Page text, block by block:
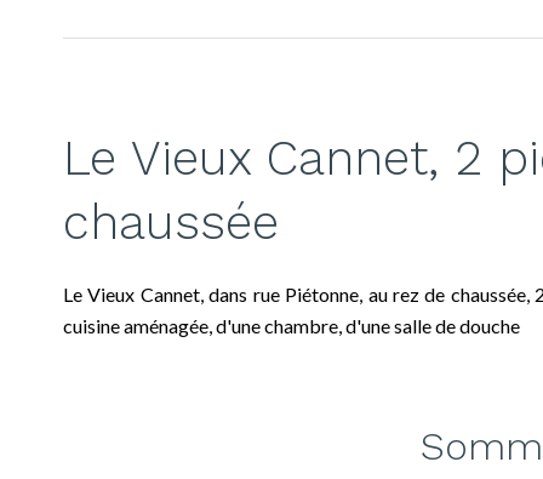
Le Vieux Cannet, 2
chaussée
Le Vieux Cannet, dans rue Piétonne, au rez de
cuisine aménagée, d'une chambre, d'une salle de douche